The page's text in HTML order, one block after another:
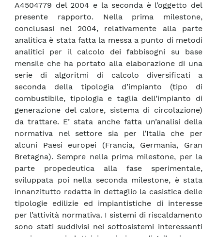
A4504779 del 2004 e la seconda è l’oggetto del
presente rapporto. Nella prima milestone,
conclusasi nel 2004, relativamente alla parte
analitica è stata fatta la messa a punto di metodi
analitici per il calcolo dei fabbisogni su base
mensile che ha portato alla elaborazione di una
serie di algoritmi di calcolo diversificati a
seconda della tipologia d’impianto (tipo di
combustibile, tipologia e taglia dell’impianto di
generazione del calore, sistema di circolazione)
da trattare. E’ stata anche fatta un’analisi della
normativa nel settore sia per l’Italia che per
alcuni Paesi europei (Francia, Germania, Gran
Bretagna). Sempre nella prima milestone, per la
parte propedeutica alla fase sperimentale,
sviluppata poi nella seconda milestone, è stata
innanzitutto redatta in dettaglio la casistica delle
tipologie edilizie ed impiantistiche di interesse
per l’attività normativa. I sistemi di riscaldamento
sono stati suddivisi nei sottosistemi interessanti